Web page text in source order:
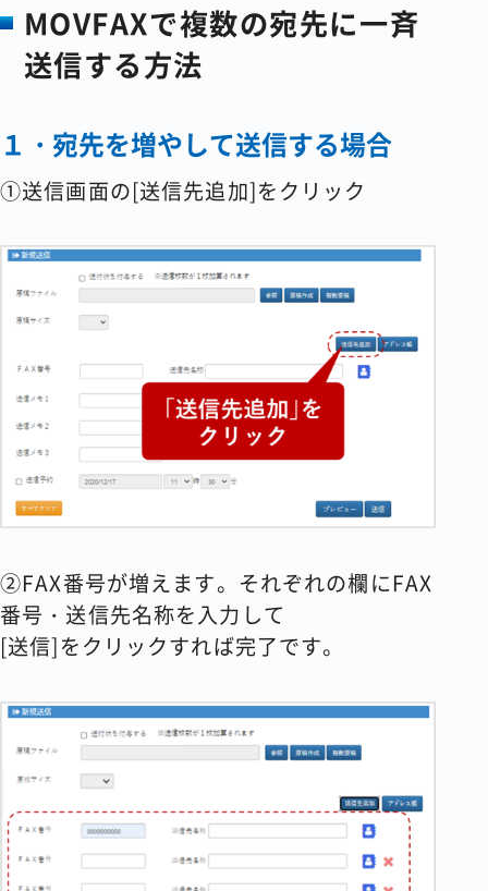
MOVFAXで複数の宛先に一斉
送信する方法
１・宛先を増やして送信する場合
①送信画面の[送信先追加]をクリック
②FAX番号が増えます。それぞれの欄にFAX
番号・送信先名称を入力して
[送信]をクリックすれば完了です。